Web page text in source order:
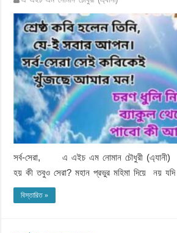
সর্ব-সেরা, এ এইচ এম নোমান চৌধুরী (এ্যানী)
হয় কী তবুও সেরা? মহান প্রভুর মহিমা দিয়ে নয়
বিস্তারিত »